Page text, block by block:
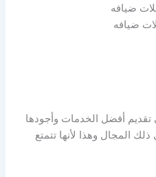
ضيافه
ضيافه
أفضل الخدمات وأجودها
المجال وهذا لأنها تتمتع